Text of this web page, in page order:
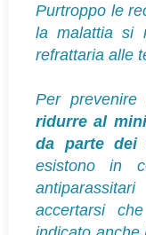
Purtroppo le
la malattia si
refrattaria alle
Per prevenire
ridurre al
da parte dei
esistono in
accertarsi